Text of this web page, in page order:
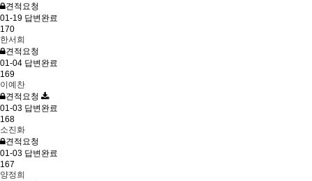
견적요청
01-19 답변완료
170
한서희
견적요청
01-04 답변완료
169
이예찬
견적요청
01-03 답변완료
168
소진화
견적요청
01-03 답변완료
167
양정희